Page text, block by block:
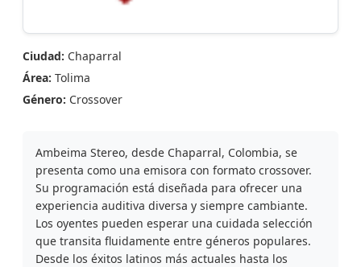
Ciudad: Chaparral
Área: Tolima
Género: Crossover
Ambeima Stereo, desde Chaparral, Colombia, se
presenta como una emisora con formato crossover.
Su programación está diseñada para ofrecer una
experiencia auditiva diversa y siempre cambiante.
Los oyentes pueden esperar una cuidada selección
que transita fluidamente entre géneros populares.
Desde los éxitos latinos más actuales hasta los